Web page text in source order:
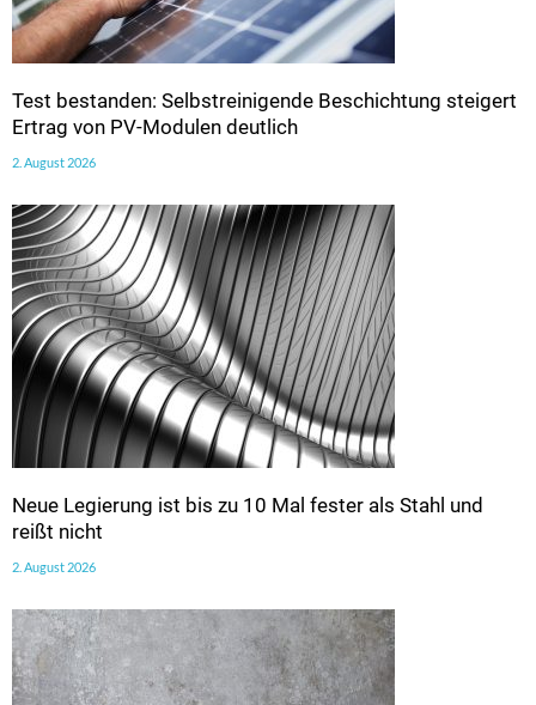
Test bestanden: Selbstreinigende Beschichtung steigert
Ertrag von PV-Modulen deutlich
2. August 2026
Neue Legierung ist bis zu 10 Mal fester als Stahl und
reißt nicht
2. August 2026